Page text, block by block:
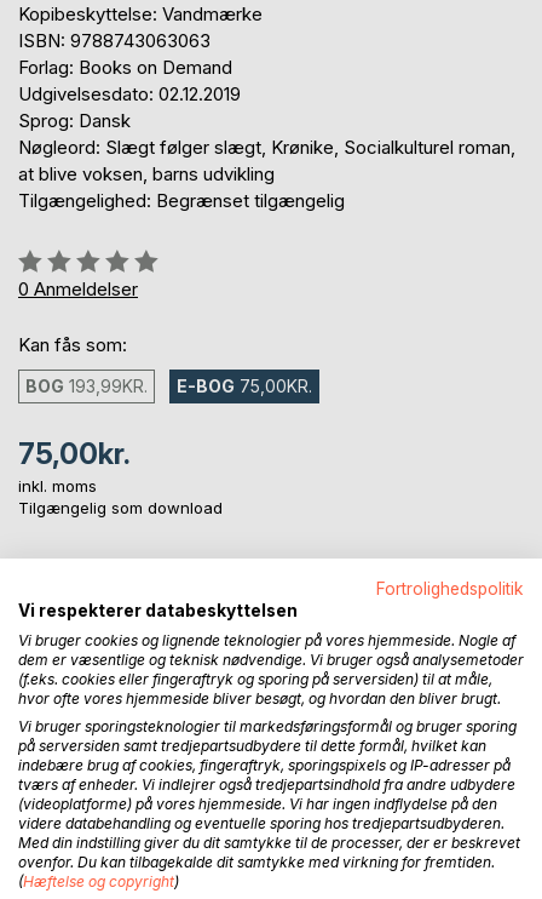
Kopibeskyttelse: Vandmærke
ISBN: 9788743063063
Forlag: Books on Demand
Udgivelsesdato: 02.12.2019
Sprog: Dansk
Nøgleord: Slægt følger slægt, Krønike, Socialkulturel roman,
at blive voksen, barns udvikling
Tilgængelighed: Begrænset tilgængelig
Anmeldelse::
0%
0 Anmeldelser
Kan fås som:
BOG 193,99KR. E-BOG 75,00KR.
75,00kr.
inkl. moms
Tilgængelig som download
Føj til ønskeliste
Anmeld titel
BESKRIVELSE
Fortrolighedspolitik
Vi respekterer databeskyttelsen
Vi bruger cookies og lignende teknologier på vores hjemmeside. Nogle af
dem er væsentlige og teknisk nødvendige. Vi bruger også analysemetoder
(f.eks. cookies eller fingeraftryk og sporing på serversiden) til at måle,
hvor ofte vores hjemmeside bliver besøgt, og hvordan den bliver brugt.
Vi bruger sporingsteknologier til markedsføringsformål og bruger sporing
på serversiden samt tredjepartsudbydere til dette formål, hvilket kan
indebære brug af cookies, fingeraftryk, sporingspixels og IP-adresser på
tværs af enheder. Vi indlejrer også tredjepartsindhold fra andre udbydere
(videoplatforme) på vores hjemmeside. Vi har ingen indflydelse på den
videre databehandling og eventuelle sporing hos tredjepartsudbyderen.
Med din indstilling giver du dit samtykke til de processer, der er beskrevet
ovenfor. Du kan tilbagekalde dit samtykke med virkning for fremtiden.
(Hæftelse og copyright)